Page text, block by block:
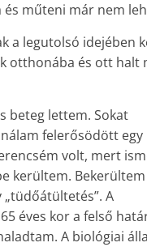
és műteni már nem
a legutolsó idejében
otthonába és ott halt
beteg lettem. Sokat
felerősödött egy
volt, mert
kerültem.
A
éves kor a felső
A biológiai